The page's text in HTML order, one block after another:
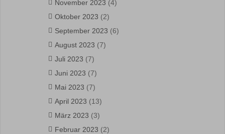
November 2023 (4)
Oktober 2023 (2)
September 2023 (6)
August 2023 (7)
Juli 2023 (7)
Juni 2023 (7)
Mai 2023 (7)
April 2023 (13)
März 2023 (3)
Februar 2023 (2)